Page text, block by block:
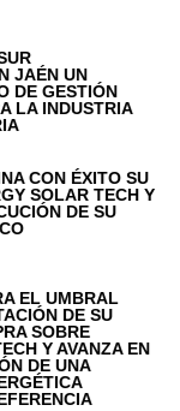
JAÉN UN
DE GESTIÓN
LA INDUSTRIA
CON ÉXITO SU
SOLAR TECH Y
DE SU
EL UMBRAL
DE SU
SOBRE
Y AVANZA EN
DE UNA